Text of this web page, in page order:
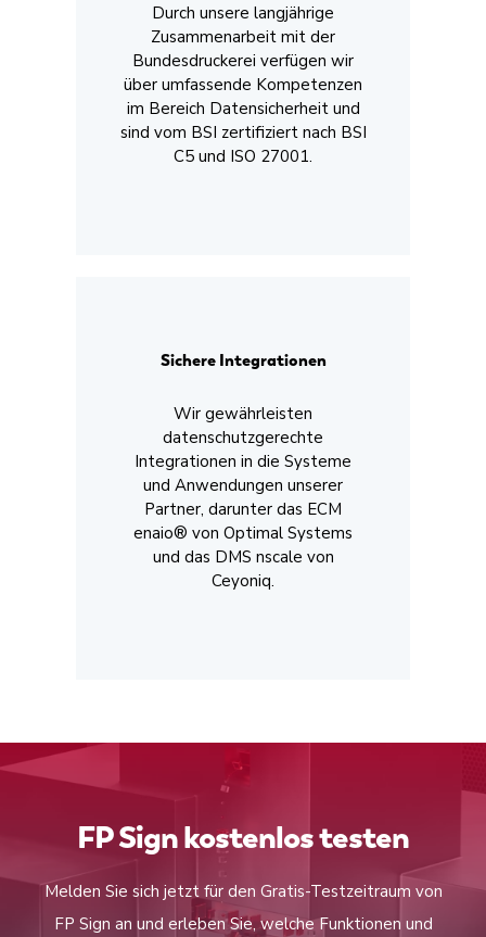
Durch unsere langjährige
Zusammenarbeit mit der
Bundesdruckerei verfügen wir
über umfassende Kompetenzen
im Bereich Datensicherheit und
sind vom BSI zertifiziert nach BSI
C5 und ISO 27001.
Sichere Integrationen
Wir gewährleisten
datenschutzgerechte
Integrationen in die Systeme
und Anwendungen unserer
Partner, darunter das ECM
enaio® von Optimal Systems
und das DMS nscale von
Ceyoniq.
FP Sign kostenlos testen
Melden Sie sich jetzt für den Gratis-Testzeitraum von
FP Sign an und erleben Sie, welche Funktionen und